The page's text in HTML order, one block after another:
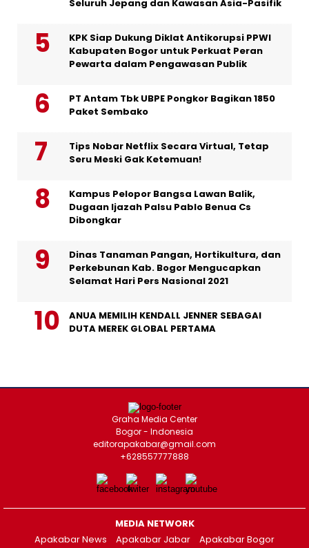
Seluruh Jepang dan Kawasan Asia-Pasifik
KPK Siap Dukung Diklat Antikorupsi PPWI
Kabupaten Bogor untuk Perkuat Peran
Pewarta dalam Pengawasan Publik
PT Antam Tbk UBPE Pongkor Bagikan 1850
Paket Sembako
Tips Nobar Netflix Secara Virtual, Tetap
Seru Meski Gak Ketemuan!
Kampus Pelopor Bangsa Lawan Balik,
Dugaan Ijazah Palsu Pablo Benua Cs
Dibongkar
Dinas Tanaman Pangan, Hortikultura, dan
Perkebunan Kab. Bogor Mengucapkan
Selamat Hari Pers Nasional 2021
ANUA MEMILIH KENDALL JENNER SEBAGAI
DUTA MEREK GLOBAL PERTAMA
Graha Media Center
Bogor - Indonesia
editorapakabar@gmail.com
+628557777888
MEDIA NETWORK
Apakabar News
Apakabar Jabar Apakabar Bogor